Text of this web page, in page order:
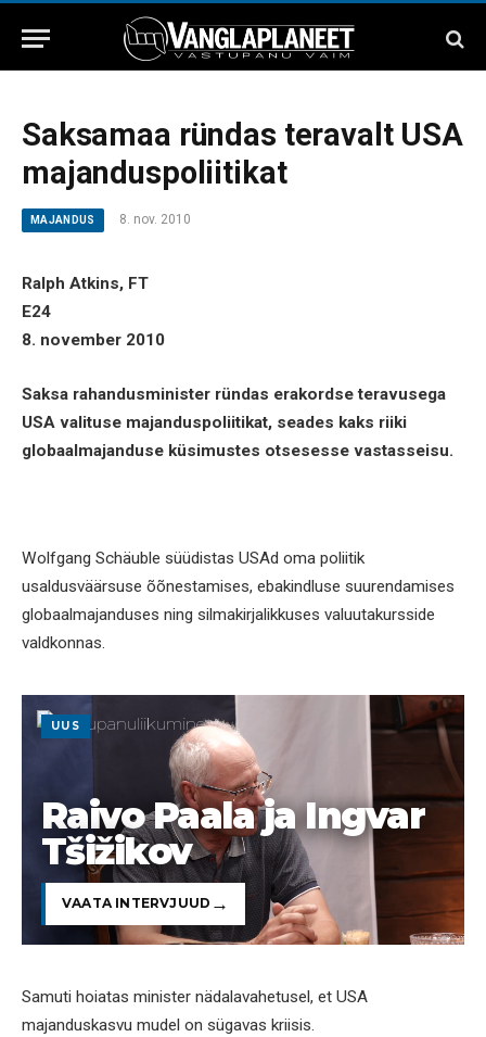
Saksamaa ründas teravalt USA
majanduspoliitikat
MAJANDUS 8. nov. 2010
Ralph Atkins, FT
E24
8. november 2010
Saksa rahandusminister ründas erakordse teravusega
USA valituse majanduspoliitikat, seades kaks riiki
globaalmajanduse küsimustes otsesesse vastasseisu.
Wolfgang Schäuble süüdistas USAd oma poliitik
usaldusväärsuse õõnestamises, ebakindluse suurendamises
globaalmajanduses ning silmakirjalikkuses valuutakursside
valdkonnas.
UUS
Raivo Paala ja Ingvar
Tšižikov
VAATA INTERVJUUD
Samuti hoiatas minister nädalavahetusel, et USA
majanduskasvu mudel on sügavas kriisis.